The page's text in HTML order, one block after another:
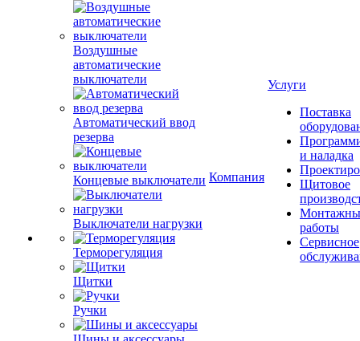
Воздушные
автоматические
выключатели
Автоматический ввод
резерва
Концевые выключатели
Выключатели нагрузки
Терморегуляция
Щитки
Ручки
Компания
Услуги
Поставка
и наладка
Щитовое
работы
Сервисное